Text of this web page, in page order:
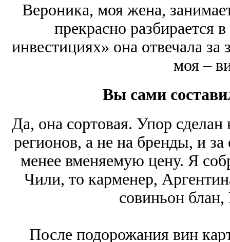
Вероника, моя жена,
прекрасно разбирается
инвестициях» она отвечала
моя –
Вы сами
Да, она сортовая. Упор
регионов, а не на бренды, и за
менее вменяемую цену. Я
Чили, то карменер,
совиньон
После подорожания вин